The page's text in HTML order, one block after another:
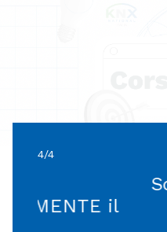
4/4
Scopri tutti i